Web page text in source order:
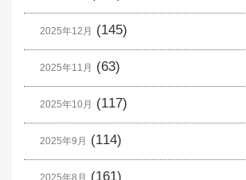
2025年12月 (145)
2025年11月 (63)
2025年10月 (117)
2025年9月 (114)
2025年8月 (161)